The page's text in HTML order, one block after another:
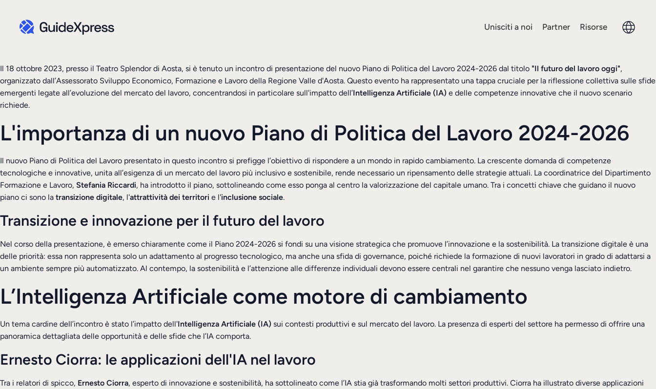
Unisciti a noi Partner Risorse
Il 18 ottobre 2023, presso il Teatro Splendor di Aosta, si è tenuto un incontro di presentazione del nuovo Piano di Politica del Lavoro 2024-2026 dal titolo "Il futuro del lavoro oggi",
organizzato dall’Assessorato Sviluppo Economico, Formazione e Lavoro della Regione Valle d'Aosta. Questo evento ha rappresentato una tappa cruciale per la riflessione collettiva sulle sfide
emergenti legate all’evoluzione del mercato del lavoro, concentrandosi in particolare sull'impatto dell’Intelligenza Artificiale (IA) e delle competenze innovative che il nuovo scenario
richiede.
L'importanza di un nuovo Piano di Politica del Lavoro 2024-2026
Il nuovo Piano di Politica del Lavoro presentato in questo incontro si prefigge l’obiettivo di rispondere a un mondo in rapido cambiamento. La crescente domanda di competenze
tecnologiche e innovative, unita all’esigenza di un mercato del lavoro più inclusivo e sostenibile, rende necessario un ripensamento delle strategie attuali. La coordinatrice del Dipartimento
Formazione e Lavoro, Stefania Riccardi, ha introdotto il piano, sottolineando come esso ponga al centro la valorizzazione del capitale umano. Tra i concetti chiave che guidano il nuovo
piano ci sono la transizione digitale, l'attrattività dei territori e l'inclusione sociale.
Transizione e innovazione per il futuro del lavoro
Nel corso della presentazione, è emerso chiaramente come il Piano 2024-2026 si fondi su una visione strategica che promuove l’innovazione e la sostenibilità. La transizione digitale è una
delle priorità: essa non rappresenta solo un adattamento al progresso tecnologico, ma anche una sfida di governance, poiché richiede la formazione di nuovi lavoratori in grado di adattarsi a
un ambiente sempre più automatizzato. Al contempo, la sostenibilità e l’attenzione alle differenze individuali devono essere centrali nel garantire che nessuno venga lasciato indietro.
L’Intelligenza Artificiale come motore di cambiamento
Un tema cardine dell’incontro è stato l’impatto dell'Intelligenza Artificiale (IA) sui contesti produttivi e sul mercato del lavoro. La presenza di esperti del settore ha permesso di offrire una
panoramica dettagliata delle opportunità e delle sfide che l’IA comporta.
Ernesto Ciorra: le applicazioni dell'IA nel lavoro
Tra i relatori di spicco, Ernesto Ciorra, esperto di innovazione e sostenibilità, ha sottolineato come l’IA stia già trasformando molti settori produttivi. Ciorra ha illustrato diverse applicazioni